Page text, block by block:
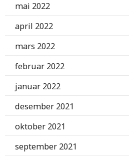
mai 2022
april 2022
mars 2022
februar 2022
januar 2022
desember 2021
oktober 2021
september 2021